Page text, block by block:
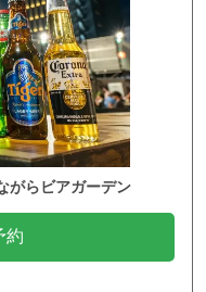
がらビアガーデン
約